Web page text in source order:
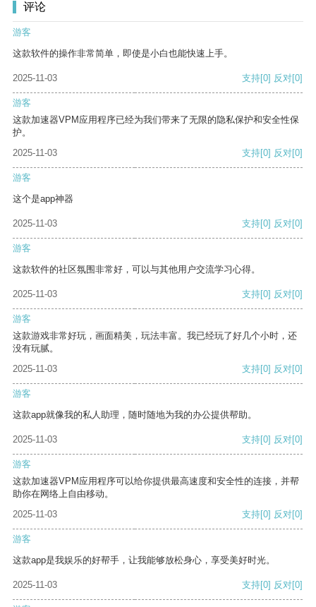
评论
游客
这款软件的操作非常简单，即使是小白也能快速上手。
2025-11-03 支持[0] 反对[0]
游客
这款加速器VPM应用程序已经为我们带来了无限的隐私保护和安全性保
护。
2025-11-03
支持[0] 反对[0]
游客
这个是app神器
2025-11-03 支持[0] 反对[0]
游客
这款软件的社区氛围非常好，可以与其他用户交流学习心得。
2025-11-03 支持[0] 反对[0]
游客
这款游戏非常好玩，画面精美，玩法丰富。我已经玩了好几个小时，还
没有玩腻。
2025-11-03
支持[0] 反对[0]
游客
这款app就像我的私人助理，随时随地为我的办公提供帮助。
2025-11-03 支持[0] 反对[0]
游客
这款加速器VPM应用程序可以给你提供最高速度和安全性的连接，并帮
助你在网络上自由移动。
2025-11-03
支持[0] 反对[0]
游客
这款app是我娱乐的好帮手，让我能够放松身心，享受美好时光。
2025-11-03 支持[0] 反对[0]